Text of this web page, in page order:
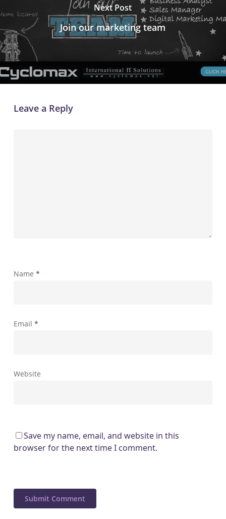
Next Post
Join our marketing team
Leave a Reply
Name *
Email *
Website
Save my name, email, and website in this
browser for the next time I comment.